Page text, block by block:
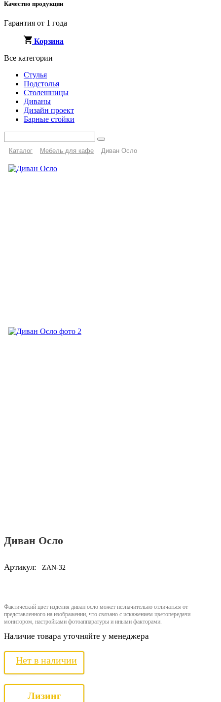
Качество продукции
Гарантия от 1 года
Корзина
Все категории
Стулья
Подстолья
Столешницы
Диваны
Дизайн проект
Барные стойки
Каталог Мебель для кафе Диван Осло
Диван Осло
Артикул: ZAN-32
Фактический цвет изделия диван осло может незначительно отличаться от
представленного на изображении, что связано с искажением цветопередачи
монитором, настройками фотоаппаратуры и иными факторами.
Наличие товара уточняйте у менеджера
Нет в наличии
Лизинг